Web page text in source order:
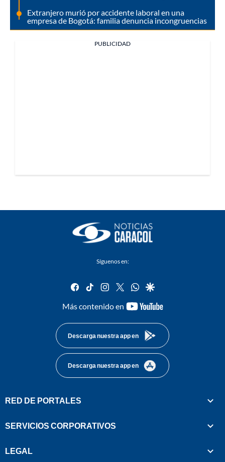
Extranjero murió por accidente laboral en una
empresa de Bogotá: familia denuncia incongruencias
PUBLICIDAD
Síguenos en:
facebook
tiktok instagram
twitterwhatsapp
google
Más contenido en
youtube-
Descarga nuestra app en
Descarga nuestra app en
RED DE PORTALES
SERVICIOS CORPORATIVOS
LEGAL